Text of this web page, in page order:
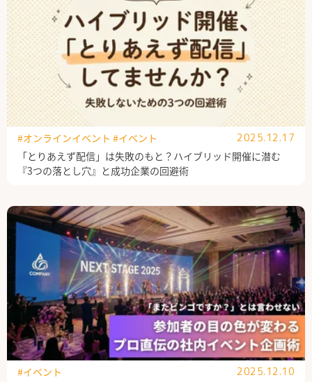
「とりあえず配信」は失敗のもと？ハイブリッド開催に潜む
『3つの落とし穴』と成功企業の回避術
#オンラインイベント #イベント 2025.12.17
#イベント 2025.12.10